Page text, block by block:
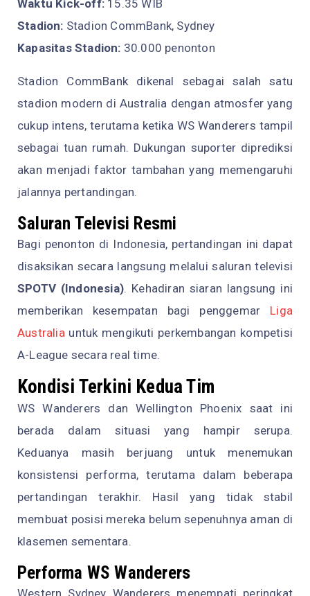
Waktu Kick-off: 15.35 WIB
Stadion: Stadion CommBank, Sydney
Kapasitas Stadion: 30.000 penonton
Stadion CommBank dikenal sebagai salah satu
stadion modern di Australia dengan atmosfer yang
cukup intens, terutama ketika WS Wanderers tampil
sebagai tuan rumah. Dukungan suporter diprediksi
akan menjadi faktor tambahan yang memengaruhi
jalannya pertandingan.
Saluran Televisi Resmi
Bagi penonton di Indonesia, pertandingan ini dapat
disaksikan secara langsung melalui saluran televisi
SPOTV (Indonesia). Kehadiran siaran langsung ini
memberikan kesempatan bagi penggemar Liga
Australiauntuk mengikuti perkembangan kompetisi
A-League secara real time.
Kondisi Terkini Kedua Tim
WS Wanderers dan Wellington Phoenix saat ini
berada dalam situasi yang hampir serupa.
Keduanya masih berjuang untuk menemukan
konsistensi performa, terutama dalam beberapa
pertandingan terakhir. Hasil yang tidak stabil
membuat posisi mereka belum sepenuhnya aman di
klasemen sementara.
Performa WS Wanderers